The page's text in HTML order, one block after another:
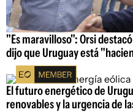
"Es maravilloso": Orsi
dijo que Uruguay está
El futuro energético de
renovables y la urgencia de